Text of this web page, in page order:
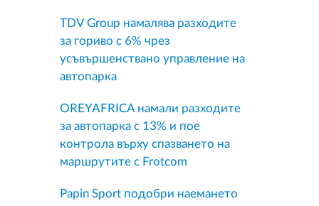
TDV Group намалява разходите
за гориво с 6% чрез
усъвършенствано управление на
автопарка
OREYAFRICA намали разходите
за автопарка с 13% и пое
контрола върху спазването на
маршрутите с Frotcom
Papin Sport подобри наемането